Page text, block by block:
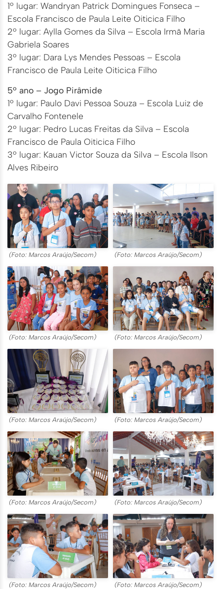
1º lugar: Wandryan Patrick Domingues Fonseca –
Escola Francisco de Paula Leite Oiticica Filho
2º lugar: Aylla Gomes da Silva – Escola Irmã Maria
Gabriela Soares
3º lugar: Dara Lys Mendes Pessoas – Escola
Francisco de Paula Leite Oiticica Filho
5º ano – Jogo Pirâmide
1º lugar: Paulo Davi Pessoa Souza – Escola Luiz de
Carvalho Fontenele
2º lugar: Pedro Lucas Freitas da Silva – Escola
Francisco de Paula Oiticica Filho
3º lugar: Kauan Victor Souza da Silva – Escola Ilson
Alves Ribeiro
(Foto: Marcos Araújo/Secom) (Foto: Marcos Araújo/Secom)
(Foto: Marcos Araújo/Secom) (Foto: Marcos Araújo/Secom)
(Foto: Marcos Araújo/Secom) (Foto: Marcos Araújo/Secom)
(Foto: Marcos Araújo/Secom) (Foto: Marcos Araújo/Secom)
(Foto: Marcos Araújo/Secom) (Foto: Marcos Araújo/Secom)